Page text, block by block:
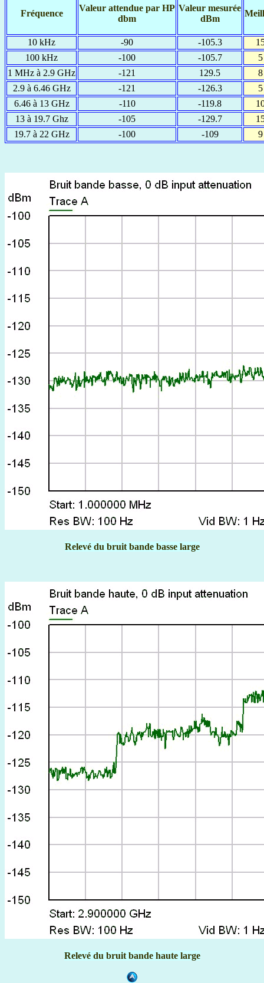
Fréquence
Valeur attendue par HP
dbm
Valeur mesurée
dBm
10 kHz -90 -105.3
100 kHz
-100 -105.7
1 MHz à 2.9 GHz
-121 129.5
2.9 à 6.46 GHz
-121 -126.3
6.46 à 13 GHz
-110 -119.8
13 à 19.7 Ghz
-105 -129.7
19.7 à 22 GHz
-100 -109
Relevé du bruit bande basse large
Relevé du bruit bande haute large